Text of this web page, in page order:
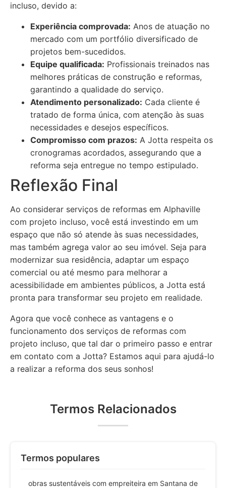
incluso, devido a:
Experiência comprovada: Anos de atuação no
mercado com um portfólio diversificado de
projetos bem-sucedidos.
Equipe qualificada: Profissionais treinados nas
melhores práticas de construção e reformas,
garantindo a qualidade do serviço.
Atendimento personalizado: Cada cliente é
tratado de forma única, com atenção às suas
necessidades e desejos específicos.
Compromisso com prazos: A Jotta respeita os
cronogramas acordados, assegurando que a
reforma seja entregue no tempo estipulado.
Reflexão Final
Ao considerar serviços de reformas em Alphaville
com projeto incluso, você está investindo em um
espaço que não só atende às suas necessidades,
mas também agrega valor ao seu imóvel. Seja para
modernizar sua residência, adaptar um espaço
comercial ou até mesmo para melhorar a
acessibilidade em ambientes públicos, a Jotta está
pronta para transformar seu projeto em realidade.
Agora que você conhece as vantagens e o
funcionamento dos serviços de reformas com
projeto incluso, que tal dar o primeiro passo e entrar
em contato com a Jotta? Estamos aqui para ajudá-lo
a realizar a reforma dos seus sonhos!
Termos Relacionados
Termos populares
obras sustentáveis com empreiteira em Santana de